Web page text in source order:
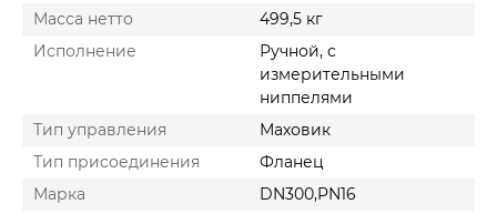
Масса нетто
499,5 кг
Исполнение
Ручной, с
измерительными
ниппелями
Тип управления
Маховик
Тип присоединения
Фланец
Марка
DN300,PN16